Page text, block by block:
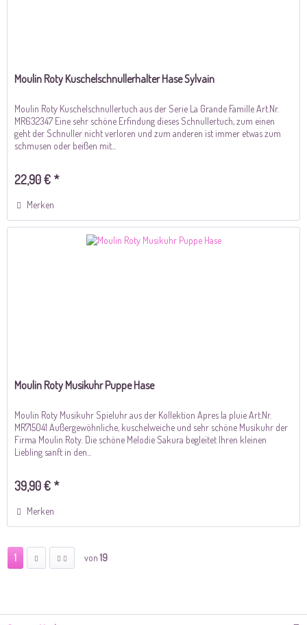
Moulin Roty Kuschelschnullerhalter Hase Sylvain
Moulin Roty Kuschelschnullertuch aus der Serie La Grande Famille Art.Nr.
MR632347 Eine sehr schöne Erfindung dieses Schnullertuch, zum einen
geht der Schnuller nicht verloren und zum anderen ist immer etwas zum
schmusen oder beißen mit...
22,90 € *
Merken
Moulin Roty Musikuhr Puppe Hase
Moulin Roty Musikuhr Spieluhr aus der Kollektion Apres la pluie Art.Nr.
MR715041 Außergewöhnliche, kuschelweiche und sehr schöne Musikuhr der
Firma Moulin Roty. Die schöne Melodie Sakura begleitet Ihren kleinen
Liebling sanft in den...
39,90 € *
Merken
1 von 19